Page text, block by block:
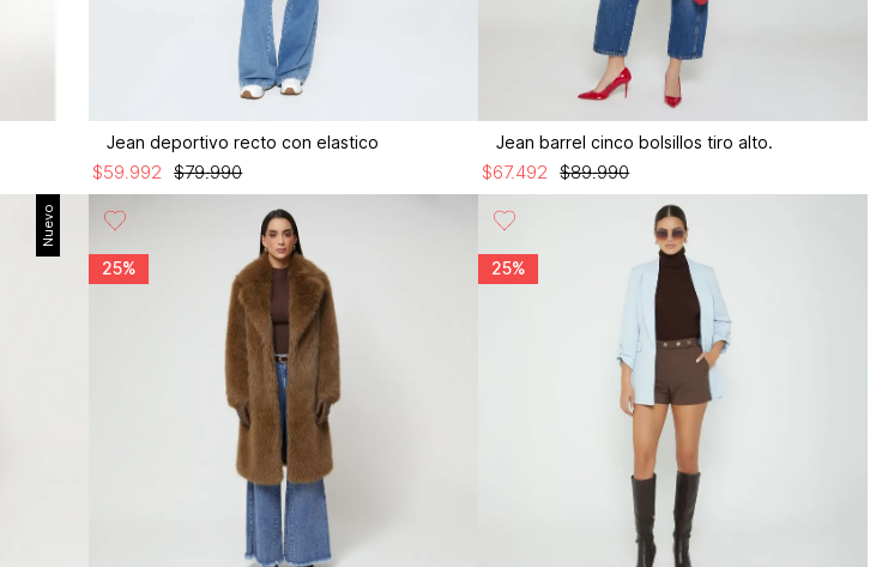
Jean deportivo recto con elastico
$79.990
$59 992
Jean barrel cinco bolsillos tiro alto.
$89.990
$67.492
Nuevo
25% 25%